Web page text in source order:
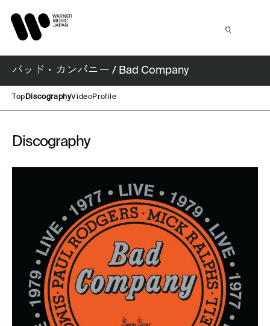
バッド・カンパニー / Bad Company
Top DiscographyVideoProfile
Discography